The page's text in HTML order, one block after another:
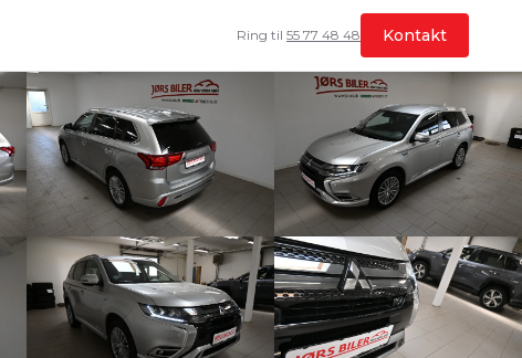
Ring til 55 77 48 48 Kontakt